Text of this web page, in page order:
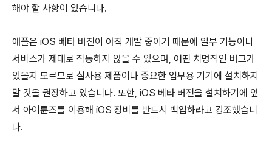
해야 할 사항이 있습니다.
애플은 iOS 베타 버전이 아직 개발 중이기 때문에 일부 기능이나
서비스가 제대로 작동하지 않을 수 있으며, 어떤 치명적인 버그가
있을지 모르므로 실사용 제품이나 중요한 업무용 기기에 설치하지
말 것을 권장하고 있습니다. 또한, iOS 베타 버전을 설치하기에 앞
서 아이튠즈를 이용해 iOS 장비를 반드시 백업하라고 강조했습니
다.